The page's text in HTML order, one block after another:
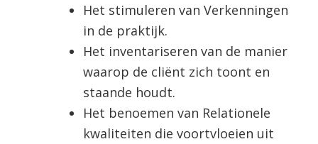
Het stimuleren van Verkenningen
in de praktijk.
Het inventariseren van de manier
waarop de cliënt zich toont en
staande houdt.
Het benoemen van Relationele
kwaliteiten die voortvloeien uit